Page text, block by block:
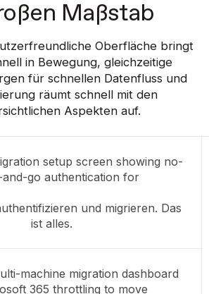
Maßstab
Oberfläche bringt
in Bewegung, gleichzeitige
für schnellen Datenfluss und
räumt schnell mit den
Aspekten auf.
und migrieren. Das
ist alles.